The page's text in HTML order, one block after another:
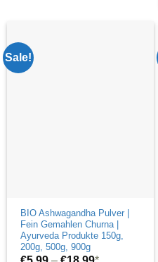
variants.
The
Sale!
BIO Ashwagandha Pulver |
Fein Gemahlen Churna |
Ayurveda Produkte 150g,
200g, 500g, 900g